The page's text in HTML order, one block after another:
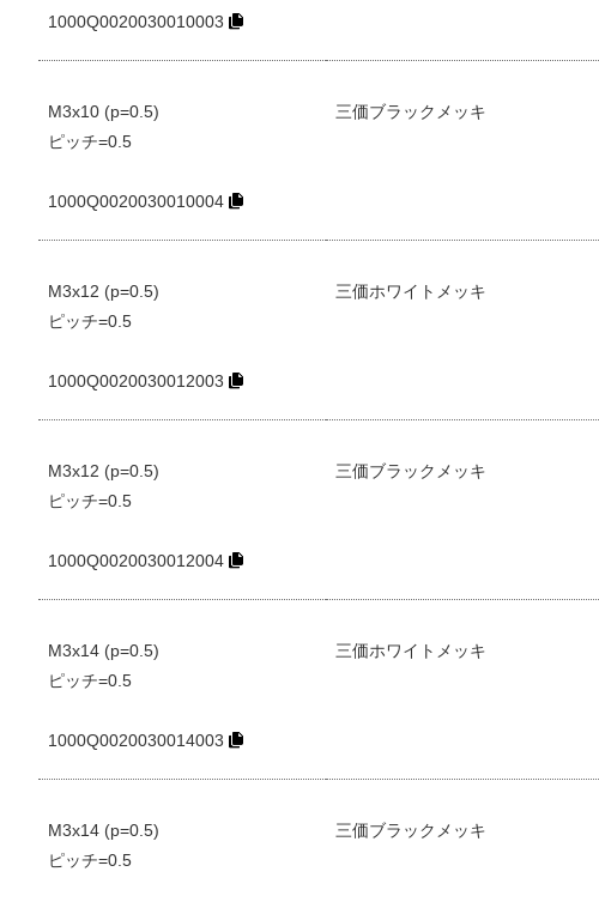
1000Q0020030010003
M3x10 (p=0.5)
ピッチ=0.5
1000Q0020030010004
三価ブラックメッキ
M3x12 (p=0.5)
ピッチ=0.5
1000Q0020030012003
三価ホワイトメッキ
M3x12 (p=0.5)
ピッチ=0.5
1000Q0020030012004
三価ブラックメッキ
M3x14 (p=0.5)
ピッチ=0.5
1000Q0020030014003
三価ホワイトメッキ
M3x14 (p=0.5)
ピッチ=0.5
三価ブラックメッキ